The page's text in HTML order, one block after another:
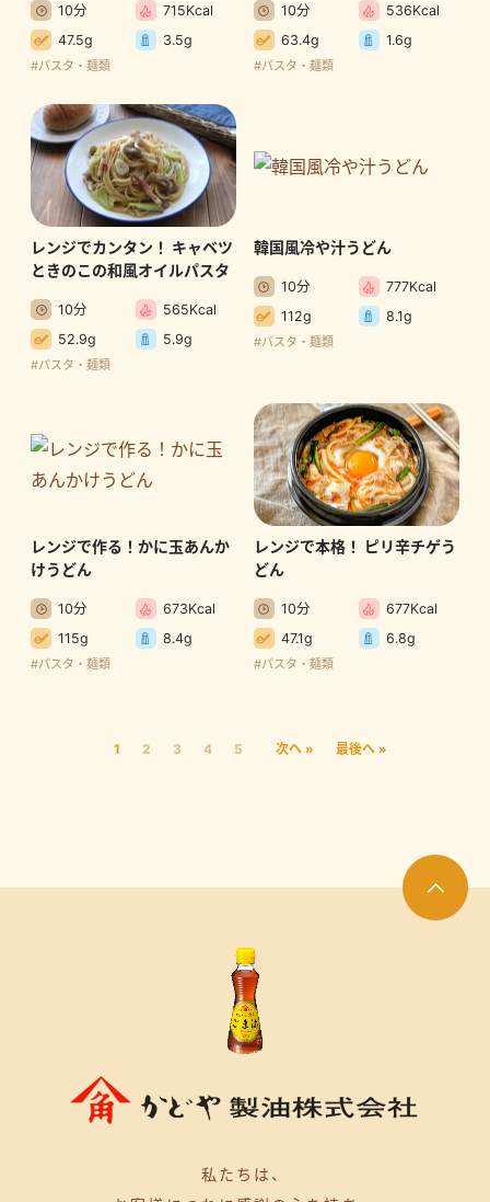
10分
715Kcal
47.5g
3.5g
#パスタ・麺類
10分
536Kcal
63.4g
1.6g
#パスタ・麺類
レンジでカンタン！ キャベツ
ときのこの和風オイルパスタ
10分
565Kcal
52.9g
5.9g
#パスタ・麺類
韓国風冷や汁うどん
10分
777Kcal
112g
8.1g
#パスタ・麺類
レンジで作る！かに玉あんか
けうどん
10分
673Kcal
115g
8.4g
#パスタ・麺類
レンジで本格！ ピリ辛チゲう
どん
10分
677Kcal
47.1g
6.8g
#パスタ・麺類
1 2 3 4 5 次へ » 最後へ »
私たちは、